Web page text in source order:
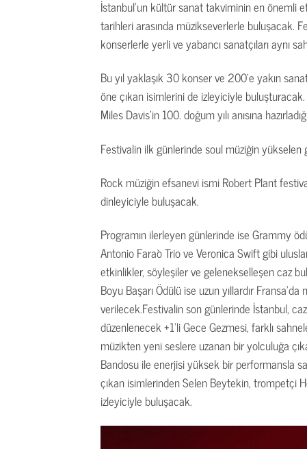
İstanbul’un kültür sanat takviminin en önemli
tarihleri arasında müzikseverlerle buluşacak.
konserlerle yerli ve yabancı sanatçıları aynı
Bu yıl yaklaşık 30 konser ve 200’e yakın
öne çıkan isimlerini de izleyiciyle buluşturacak.
Miles Davis’in 100. doğum yılı anısına
Festivalin ilk günlerinde soul müziğin
Rock müziğin efsanevi ismi Robert Plant
dinleyiciyle buluşacak.
Programın ilerleyen günlerinde ise Grammy
Antonio Faraò Trio ve Veronica Swift gibi
etkinlikler, söyleşiler ve gelenekselleşen caz
Boyu Başarı Ödülü ise uzun yıllardır
verilecek.Festivalin son günlerinde İstanbul,
düzenlenecek +1’li Gece Gezmesi, farklı
müzikten yeni seslere uzanan bir yolculuğa
Bandosu ile enerjisi yüksek bir performansla
çıkan isimlerinden Selen Beytekin, trompetçi
izleyiciyle buluşacak.